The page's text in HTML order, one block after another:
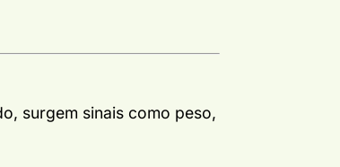
surgem sinais como peso,